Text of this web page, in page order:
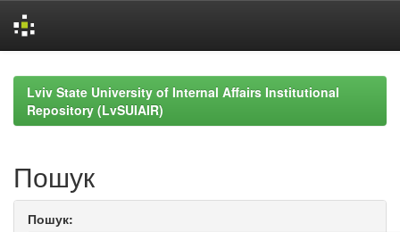
navigationLviv State University of Internal Affairs Institutional
Repository (LvSUIAIR)
Пошук
Пошук: